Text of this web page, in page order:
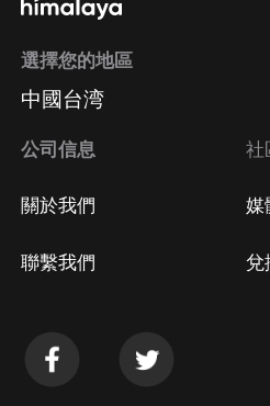
選擇您的地區
中國台湾
公司信息
關於我們
聯繫我們
社
媒
兌